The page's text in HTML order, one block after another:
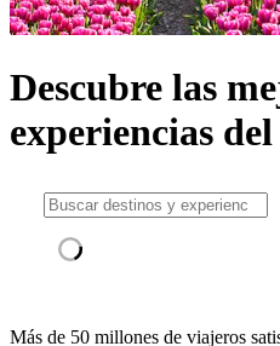
Descubre las
experiencias
Más de 50 millones de viajeros